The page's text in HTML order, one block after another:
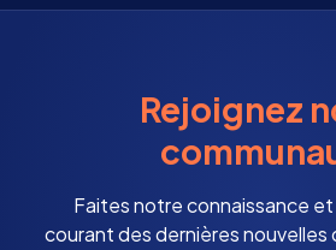
Rejoignez
Faites notre connaissance
courant des dernières nouvelles